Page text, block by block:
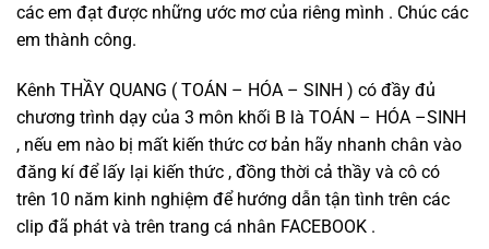
các em đạt được những ước mơ của riêng mình . Chúc các
em thành công.
Kênh THẦY QUANG ( TOÁN – HÓA – SINH ) có đầy đủ
chương trình dạy của 3 môn khối B là TOÁN – HÓA –SINH
, nếu em nào bị mất kiến thức cơ bản hãy nhanh chân vào
đăng kí để lấy lại kiến thức , đồng thời cả thầy và cô có
trên 10 năm kinh nghiệm để hướng dẫn tận tình trên các
clip đã phát và trên trang cá nhân FACEBOOK .